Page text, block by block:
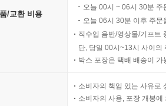
/교환 비용
오늘 00시 ~ 06시 30분
오늘 06시 30분 이후 주
직수입 음반/영상물/기프트
단, 당일 00시~13시 사이의
박스 포장은 택배 배송이
소비자의 책임 있는 사유로
소비자의 사용, 포장 개봉